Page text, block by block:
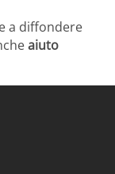
a diffondere
aiuto